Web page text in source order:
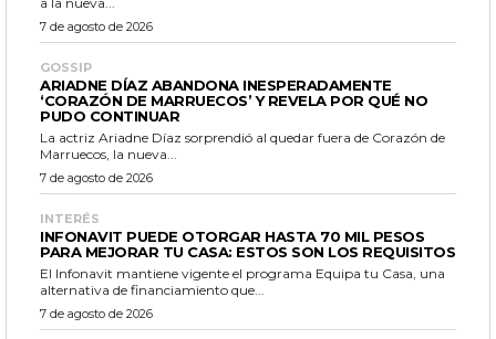
7 de agosto de 2026
GOSSIP
ARIADNE DÍAZ ABANDONA INESPERADAMENTE
‘CORAZÓN DE MARRUECOS’ Y REVELA POR QUÉ NO
PUDO CONTINUAR
La actriz Ariadne Díaz sorprendió al quedar fuera de Corazón de
Marruecos, la nueva...
7 de agosto de 2026
INTERÉS
INFONAVIT PUEDE OTORGAR HASTA 70 MIL PESOS
PARA MEJORAR TU CASA: ESTOS SON LOS REQUISITOS
El Infonavit mantiene vigente el programa Equipa tu Casa, una
alternativa de financiamiento que...
7 de agosto de 2026